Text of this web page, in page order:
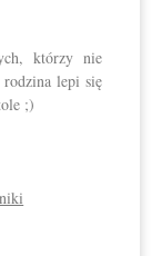
którzy nie
lepi się
;)